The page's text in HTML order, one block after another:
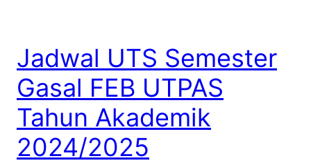
Jadwal UTS Semester
Gasal FEB UTPAS
Tahun Akademik
2024/2025